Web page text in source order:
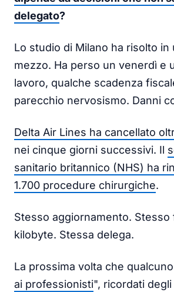
delegato?
Lo studio di Milano ha risolto in
mezzo. Ha perso un venerdì e
lavoro, qualche scadenza
parecchio nervosismo. Danni
Delta Air Lines ha cancellato
nei cinque giorni successivi. Il
sanitario britannico (NHS) ha
1.700 procedure chirurgiche.
Stesso aggiornamento. Stesso
kilobyte. Stessa delega.
La prossima volta che
ai professionisti", ricordati